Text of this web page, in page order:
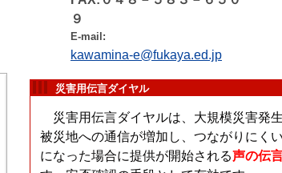
９
E-mail:
kawamina-e@fukaya.ed.jp
災害用伝言ダイヤル
災害用伝言ダイヤルは、大規模災害発
被災地への通信が増加し、つながりにく
になった場合に提供が開始される声の伝